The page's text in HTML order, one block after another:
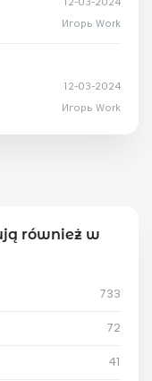
12-03-2024
Игорь Work
12-03-2024
Игорь Work
również w
733
72
41